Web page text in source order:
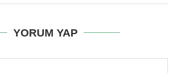
YORUM YAP